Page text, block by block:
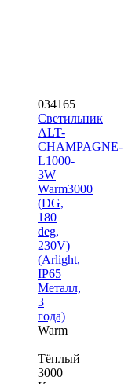
034165
Светильник
ALT-
CHAMPAGNE-
L1000-
3W
Warm3000
(DG,
180
deg,
230V)
(Arlight,
IP65
Металл,
3
года)
Warm
|
Тёплый
3000